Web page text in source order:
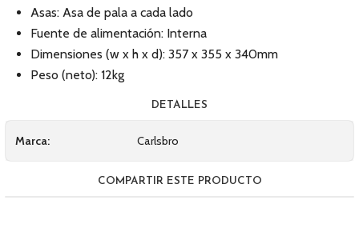
Asas: Asa de pala a cada lado
Fuente de alimentación: Interna
Dimensiones (w x h x d): 357 x 355 x 340mm
Peso (neto): 12kg
DETALLES
Marca: Carlsbro
COMPARTIR ESTE PRODUCTO